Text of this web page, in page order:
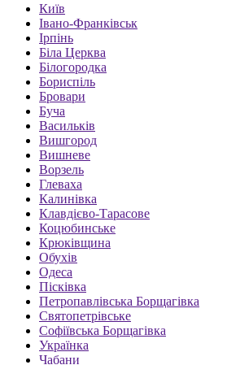
Київ
Івано-Франківськ
Ірпінь
Біла Церква
Білогородка
Бориспіль
Бровари
Буча
Васильків
Вишгород
Вишневе
Ворзель
Глеваха
Калинівка
Клавдієво-Тарасове
Коцюбинське
Крюківщина
Обухів
Одеса
Пісківка
Петропавлівська Борщагівка
Святопетрівське
Софіївська Борщагівка
Українка
Чабани